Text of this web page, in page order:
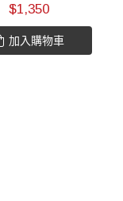
$1,350
加入購物車